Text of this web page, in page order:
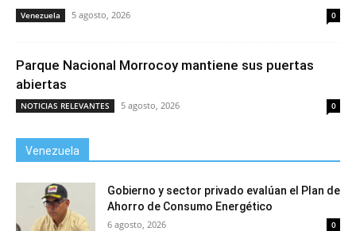
Venezuela 5 agosto, 2026 0
Parque Nacional Morrocoy mantiene sus puertas
abiertas
NOTICIAS RELEVANTES 5 agosto, 2026 0
Venezuela
Gobierno y sector privado evalúan el Plan de
Ahorro de Consumo Energético
6 agosto, 2026 0